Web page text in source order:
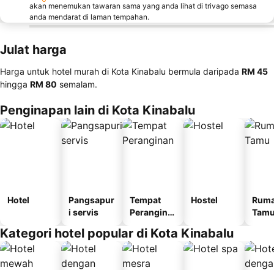
akan menemukan tawaran sama yang anda lihat di trivago semasa
anda mendarat di laman tempahan.
Julat harga
Harga untuk hotel murah di Kota Kinabalu bermula daripada ‎RM 45
hingga ‎RM 80 semalam.
Penginapan lain di Kota Kinabalu
Hotel
Pangsapur
i servis
Tempat
Perangina
Hostel
Kategori hotel popular di Kota Kinabalu